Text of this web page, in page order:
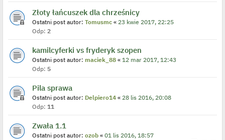
Złoty łańcuszek dla chrześnicy
Ostatni post autor: Tomusmc « 23 kwie 2017, 22:25
Odp: 2
kamilcyferki vs fryderyk szopen
Ostatni post autor: maciek_88 « 12 mar 2017, 12:43
Odp: 5
Pila sprawa
Ostatni post autor: Delpiero14 « 28 lis 2016, 20:08
Odp: 11
Zwała 1.1
Ostatni post autor: ozob « 01 lis 2016, 18:57